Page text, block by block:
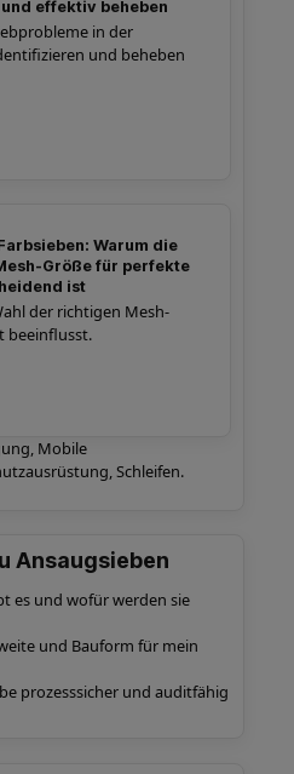
effektiv beheben
in der
und beheben
Warum die
Größe für perfekte
ist
der richtigen Mesh-
beeinflusst.
, Mobile
,Schleifen.
Ansaugsieben
es und wofür werden sie
und Bauform für mein
prozesssicher und auditfähig